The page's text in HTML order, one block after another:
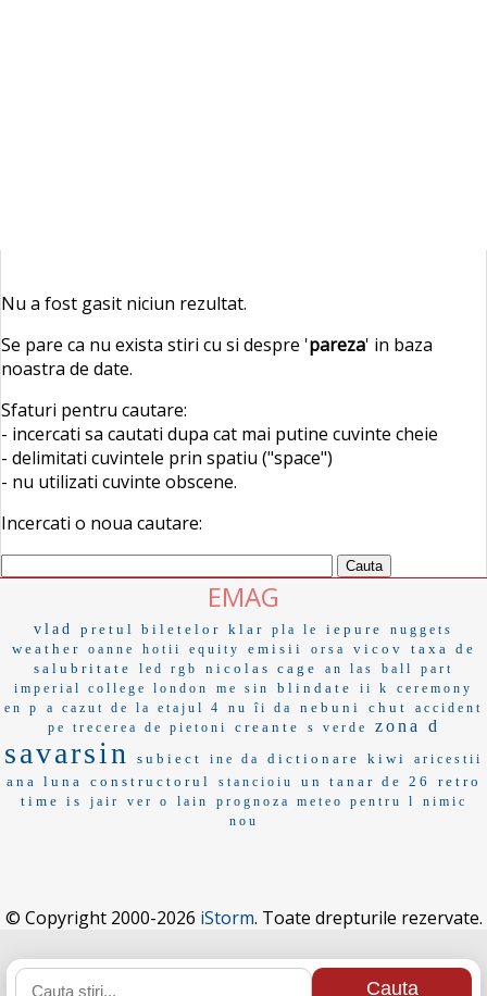
Nu a fost gasit niciun rezultat.
Se pare ca nu exista stiri cu si despre 'pareza' in baza
noastra de date.
Sfaturi pentru cautare:
- incercati sa cautati dupa cat mai putine cuvinte cheie
- delimitati cuvintele prin spatiu ("space")
- nu utilizati cuvinte obscene.
Incercati o noua cautare:
EMAG
vlad pretul biletelor klar pla le iepure nuggets
weather oanne hotii equity emisii orsa vicov
taxa de
salubritate
led rgb nicolas cage an las ball
part
imperial college london
me sin blindate ii k
ceremony
en p
a cazut de la etajul 4 nu îi da nebuni chut
accident
pe trecerea de pietoni
creante s verde zona d
savarsin subiect ine da dictionare kiwi aricestii
ana luna constructorul stancioiu un tanar de 26
retro
time is
jair ver o lain prognoza meteo pentru l
nimic
nou
© Copyright 2000-2026 iStorm. Toate drepturile rezervate.